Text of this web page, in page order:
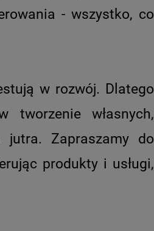
- wszystko, co
w rozwój. Dlatego
tworzenie własnych,
jutra. Zapraszamy do
produkty i usługi,